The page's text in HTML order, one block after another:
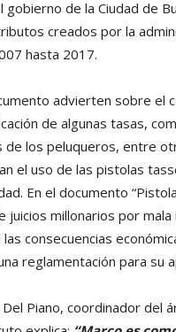
gobierno de la Ciudad de
creados por la
hasta 2017.
advierten sobre el
de algunas tasas,
de los peluqueros, entre
el uso de las pistolas
En el documento
juicios millonarios por mala
consecuencias
reglamentación para su
Piano, coordinador del